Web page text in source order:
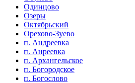
Одинцово
Озеры
Октябрьский
Орехово-Зуево
п. Андреевка
п. Анреевка
п. Архангельское
п. Богородское
п. Богослово